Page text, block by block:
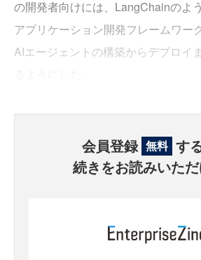
の開発者向けには、LangChainのよ
アプリケーション開発フレームワー
AIエージェントの構築からデプロイ
会員登録 無料 す
続きをお読みいた